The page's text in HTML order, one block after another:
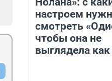
настроем
смотреть
чтобы она не
выглядела